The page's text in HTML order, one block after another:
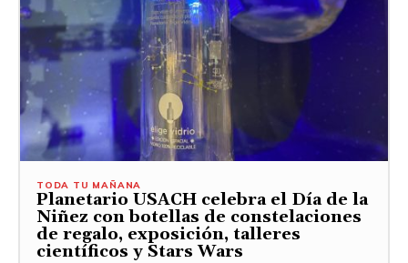
TODA TU MAÑANA
Planetario USACH celebra el Día de la
Niñez con botellas de constelaciones
de regalo, exposición, talleres
científicos y Stars Wars